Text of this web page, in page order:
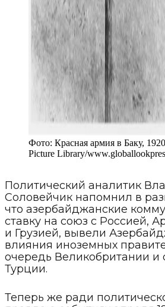
Фото: Красная армия в Баку,
Picture Library/
Политический аналитик
Соловейчик напомнил в
что азербайджанские
ставку на союз с Россией,
и Грузией, вывели
влияния иноземных
очередь Великобритании и
Турции.
Теперь же ради